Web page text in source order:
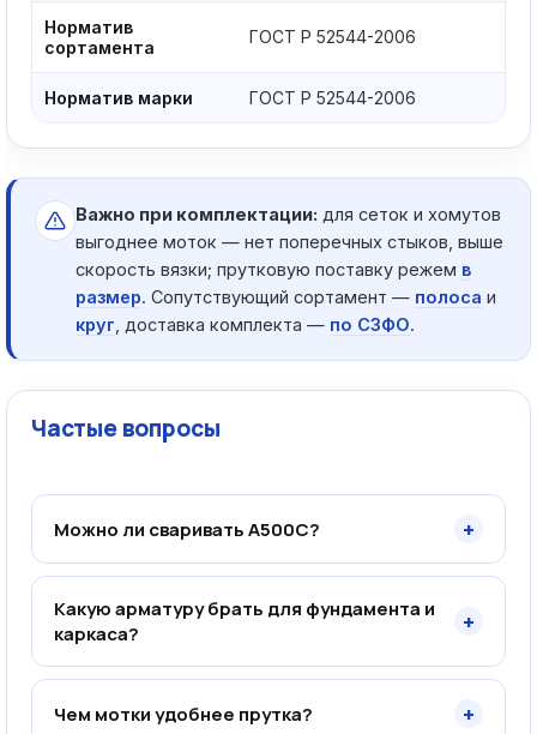
Норматив
сортамента
ГОСТ Р 52544-2006
Норматив марки ГОСТ Р 52544-2006
Важно при комплектации: для сеток и хомутов
выгоднее моток — нет поперечных стыков, выше
скорость вязки; прутковую поставку режем в
размер. Сопутствующий сортамент — полоса и
круг , доставка комплекта — по СЗФО.
Частые вопросы
Можно ли сваривать А500С? +
Какую арматуру брать для фундамента и
каркаса?
+
Чем мотки удобнее прутка? +